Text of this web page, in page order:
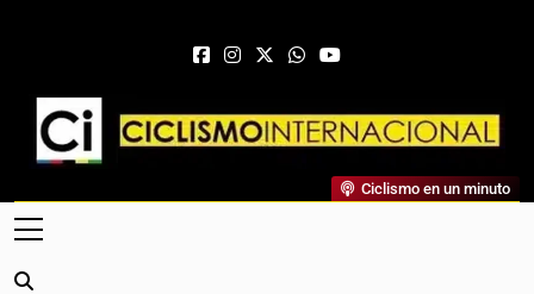
Ciclismo Internacional
Web Dedicada Al Ciclismo Mundial. Entrevistas, Análisis,
Crónicas, Previas Y Más. La Web Ciclista De Referencia.
Ciclismo en un minuto